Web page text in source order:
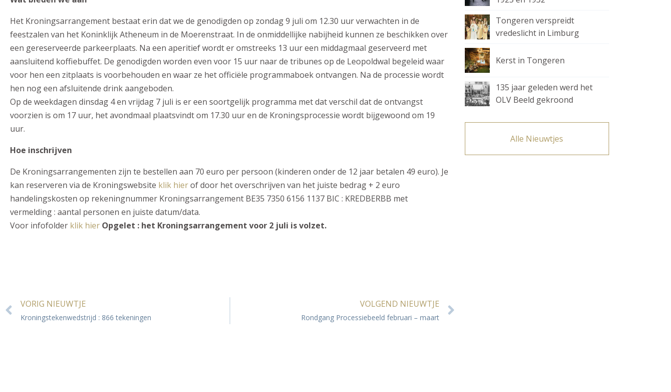
Het Kroningsarrangement bestaat erin dat we de genodigden op zondag 9 juli om 12.30 uur verwachten in de
feestzalen van het Koninklijk Atheneum in de Moerenstraat. In de onmiddellijke nabijheid kunnen ze beschikken over
een gereserveerde parkeerplaats. Na een aperitief wordt er omstreeks 13 uur een middagmaal geserveerd met
aansluitend koffiebuffet. De genodigden worden even voor 15 uur naar de tribunes op de Leopoldwal begeleid waar
voor hen een zitplaats is voorbehouden en waar ze het officiële programmaboek ontvangen. Na de processie wordt
hen nog een afsluitende drink aangeboden.
Op de weekdagen dinsdag 4 en vrijdag 7 juli is er een soortgelijk programma met dat verschil dat de ontvangst
voorzien is om 17 uur, het avondmaal plaatsvindt om 17.30 uur en de Kroningsprocessie wordt bijgewoond om 19
uur.
Hoe inschrijven
De Kroningsarrangementen zijn te bestellen aan 70 euro per persoon (kinderen onder de 12 jaar betalen 49 euro). Je
kan reserveren via de Kroningswebsite klik hierof door het overschrijven van het juiste bedrag + 2 euro
handelingskosten op rekeningnummer Kroningsarrangement BE35 7350 6156 1137 BIC : KREDBERBB met
vermelding : aantal personen en juiste datum/data.
Voor infofolder klik hier Opgelet : het Kroningsarrangement voor 2 juli is volzet.
VORIG NIEUWTJE
Kroningstekenwedstrijd : 866 tekeningen
VOLGEND NIEUWTJE
Rondgang Processiebeeld februari – maart
Tongeren verspreidt
vredeslicht in Limburg
Kerst in Tongeren
135 jaar geleden werd het
OLV Beeld gekroond
Alle Nieuwtjes